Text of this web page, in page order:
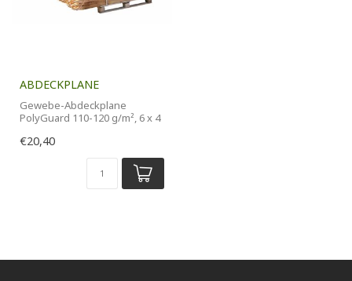
ABDECKPLANE
Gewebe-Abdeckplane
PolyGuard 110-120 g/m², 6 x 4
€20,40